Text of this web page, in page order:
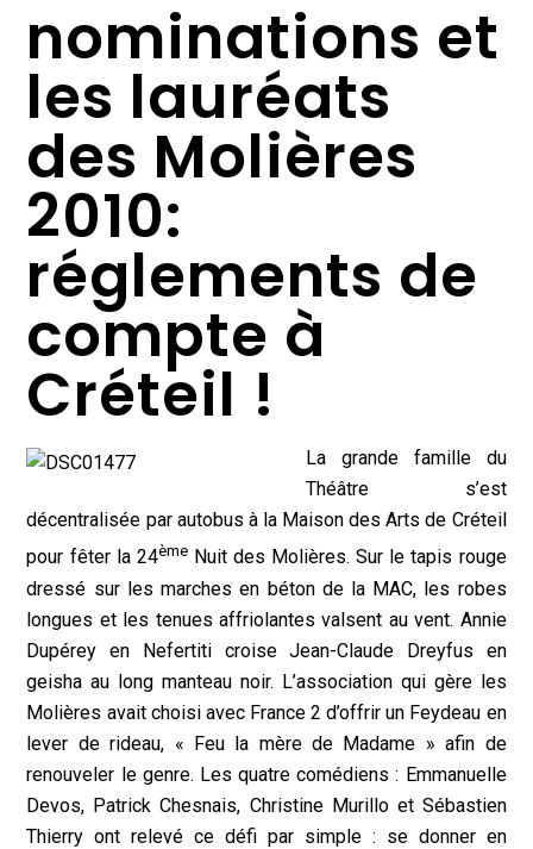
nominations et
les lauréats
des Molières
2010:
réglements de
compte à
Créteil !
La grande famille du
Théâtre s’est
décentralisée par autobus à la Maison des Arts de Créteil
pour fêter la 24èmeNuit des Molières. Sur le tapis rouge
dressé sur les marches en béton de la MAC, les robes
longues et les tenues affriolantes valsent au vent. Annie
Dupérey en Nefertiti croise Jean-Claude Dreyfus en
geisha au long manteau noir. L’association qui gère les
Molières avait choisi avec France 2 d’offrir un Feydeau en
lever de rideau, « Feu la mère de Madame » afin de
renouveler le genre. Les quatre comédiens : Emmanuelle
Devos, Patrick Chesnais, Christine Murillo et Sébastien
Thierry ont relevé ce défi par simple : se donner en